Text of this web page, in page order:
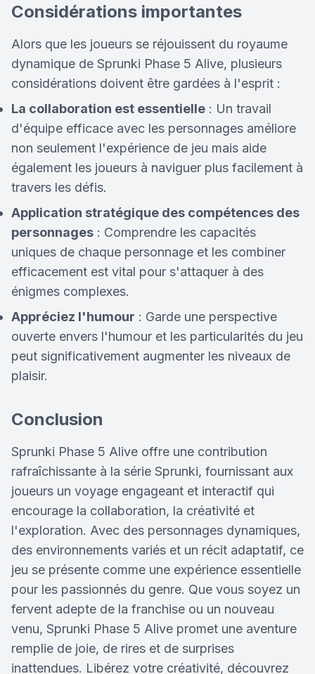
Considérations importantes
Alors que les joueurs se réjouissent du royaume
dynamique de Sprunki Phase 5 Alive, plusieurs
considérations doivent être gardées à l'esprit :
La collaboration est essentielle : Un travail
d'équipe efficace avec les personnages améliore
non seulement l'expérience de jeu mais aide
également les joueurs à naviguer plus facilement à
travers les défis.
Application stratégique des compétences des
personnages : Comprendre les capacités
uniques de chaque personnage et les combiner
efficacement est vital pour s'attaquer à des
énigmes complexes.
Appréciez l'humour : Garde une perspective
ouverte envers l'humour et les particularités du jeu
peut significativement augmenter les niveaux de
plaisir.
Conclusion
Sprunki Phase 5 Alive offre une contribution
rafraîchissante à la série Sprunki, fournissant aux
joueurs un voyage engageant et interactif qui
encourage la collaboration, la créativité et
l'exploration. Avec des personnages dynamiques,
des environnements variés et un récit adaptatif, ce
jeu se présente comme une expérience essentielle
pour les passionnés du genre. Que vous soyez un
fervent adepte de la franchise ou un nouveau
venu, Sprunki Phase 5 Alive promet une aventure
remplie de joie, de rires et de surprises
inattendues. Libérez votre créativité, découvrez